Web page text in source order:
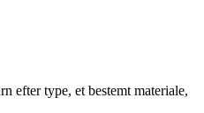
efter type, et bestemt materiale,